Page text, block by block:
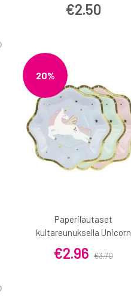
€2.50
20%
Paperilautaset
kultareunuksella Unicorn
€2.96 €3.70